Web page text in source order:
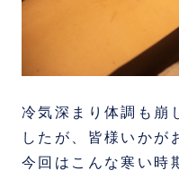
冷気深まり体調も崩
したが、皆様いかが
今回はこんな寒い時